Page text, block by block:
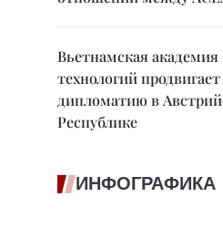
Вьетнамская академия
технологий
дипломатию в
Республике
ИНФОГРАФИКА